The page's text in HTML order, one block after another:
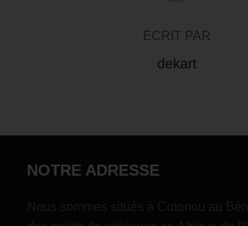
ÉCRIT PAR
dekart
NOTRE ADRESSE